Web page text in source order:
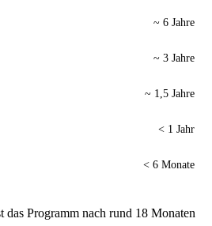
~ 6 Jahre
~ 3 Jahre
~ 1,5 Jahre
< 1 Jahr
< 6 Monate
das Programm nach rund 18 Monaten